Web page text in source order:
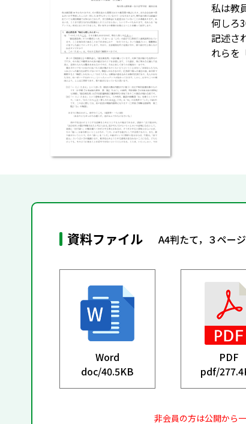
私は教
何しろ
記述さ
れらを
資料ファイル A4判たて，３ページ
Word
doc/40.5KB
PDF
pdf/
非会員の方は公開から